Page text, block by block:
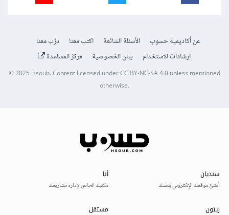
عن أكاديمية حسوب الأسئلة الشائعة اكتب معنا
درّب معنا
إرشادات الاستخدام
بيان الخصوصية مركز المساعدة
© 2025Hsoub.Content licensed underCC BY-NC-SA 4.0unless mentioned
otherwise.